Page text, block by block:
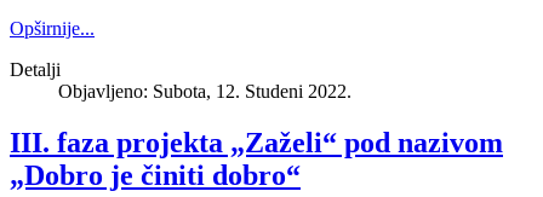
Opširnije...
Detalji
Objavljeno: Subota, 12. Studeni 2022.
III. faza projekta „Zaželi“ pod nazivom
„Dobro je činiti dobro“